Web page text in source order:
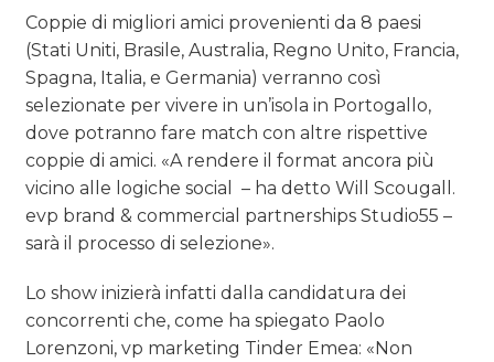
Coppie di migliori amici provenienti da 8 paesi
(Stati Uniti, Brasile, Australia, Regno Unito, Francia,
Spagna, Italia, e Germania) verranno così
selezionate per vivere in un’isola in Portogallo,
dove potranno fare match con altre rispettive
coppie di amici. «A rendere il format ancora più
vicino alle logiche social
– ha detto Will Scougall.
evp brand & commercial partnerships Studio55 –
sarà il processo di selezione».
Lo show inizierà infatti dalla candidatura dei
concorrenti che, come ha spiegato Paolo
Lorenzoni, vp marketing Tinder Emea: «Non